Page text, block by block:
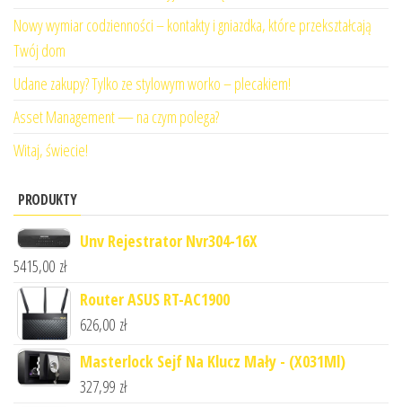
Nowy wymiar codzienności – kontakty i gniazdka, które przekształcają
Twój dom
Udane zakupy? Tylko ze stylowym worko – plecakiem!
Asset Management — na czym polega?
Witaj, świecie!
PRODUKTY
Unv Rejestrator Nvr304-16X
5415,00 zł
Router ASUS RT-AC1900
626,00 zł
Masterlock Sejf Na Klucz Mały - (X031Ml)
327,99 zł